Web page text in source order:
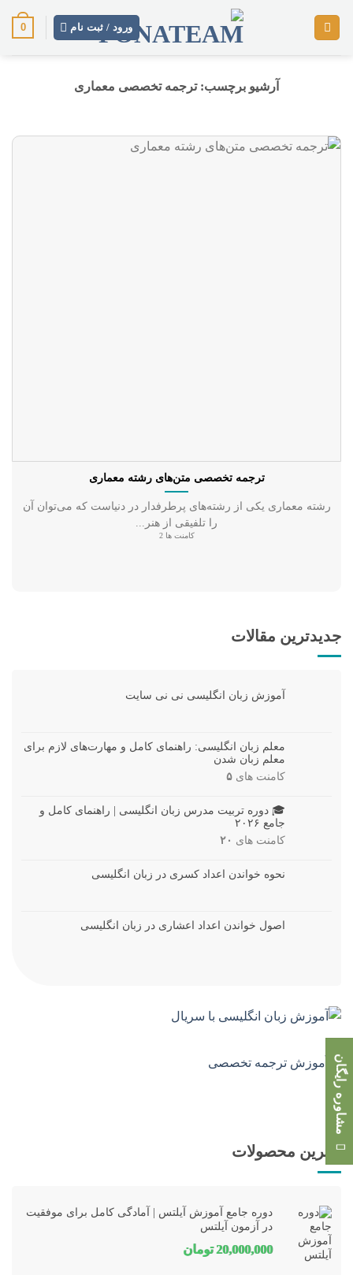
ورود / ثبت نام 0
آرشیو برچسب:ترجمه تخصصی معماری
جدیدترین مقالات
آموزش زبان انگلیسی نی نی سایت
معلم زبان انگلیسی: راهنمای کامل و مهارت‌های لازم برای
معلم زبان شدن
کامنت های ۵
🎓 دوره تربیت مدرس زبان انگلیسی | راهنمای کامل و
جامع ۲۰۲۶
کامنت های ۲۰
نحوه خواندن اعداد کسری در زبان انگلیسی
اصول خواندن اعداد اعشاری در زبان انگلیسی
بهترین محصولات
دوره جامع آموزش آیلتس | آمادگی کامل برای موفقیت
در آزمون آیلتس
20,000,000 تومان
ترجمه تخصصی متن‌های رشته معماری
رشته معماری یکی از رشته‌های پرطرفدار در دنیاست که می‌توان آن
را تلفیقی از هنر...
کامنت ها 2
مشاوره رایگان